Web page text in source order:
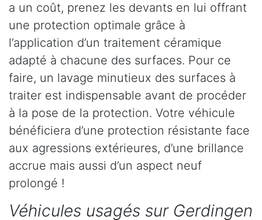
a un coût, prenez les devants en lui offrant
une protection optimale grâce à
l’application d’un traitement céramique
adapté à chacune des surfaces. Pour ce
faire, un lavage minutieux des surfaces à
traiter est indispensable avant de procéder
à la pose de la protection. Votre véhicule
bénéficiera d’une protection résistante face
aux agressions extérieures, d’une brillance
accrue mais aussi d’un aspect neuf
prolongé !
Véhicules usagés sur Gerdingen